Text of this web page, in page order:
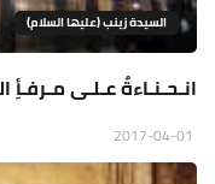
السيدة زينب (عليها السلام)
انـحـنـاءةٌ عـلـى مـرفـأِ